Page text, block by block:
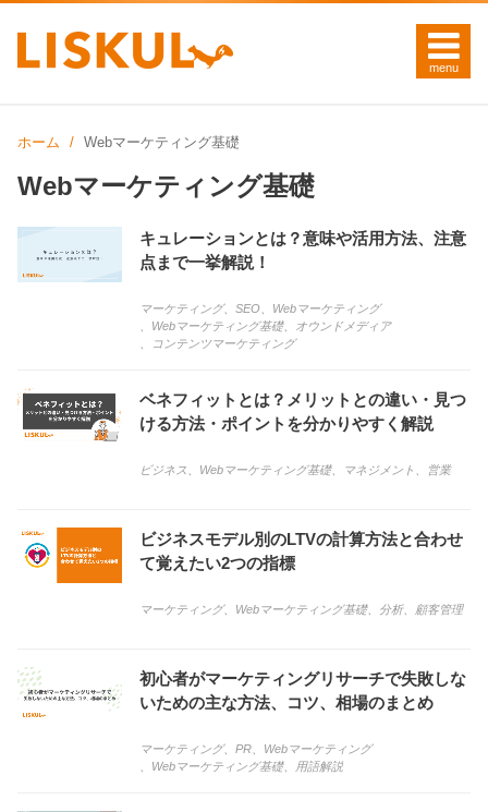
ホーム Webマーケティング基礎
Webマーケティング基礎
キュレーションとは？意味や活用方法、注意
点まで一挙解説！
マーケティング、 SEO
Webマーケティング
Webマーケティング基礎、
オウンドメディア
コンテンツマーケティング
ベネフィットとは？メリットとの違い・見つ
ける方法・ポイントを分かりやすく解説
ビジネス Webマーケティング基礎、 マネジメント 営業
ビジネスモデル別のLTVの計算方法と合わせ
て覚えたい2つの指標
マーケティング、 Webマーケティング基礎、 分析、 顧客管理
初心者がマーケティングリサーチで失敗しな
いための主な方法、コツ、相場のまとめ
マーケティング、 PR
Webマーケティング
Webマーケティング基礎、 用語解説